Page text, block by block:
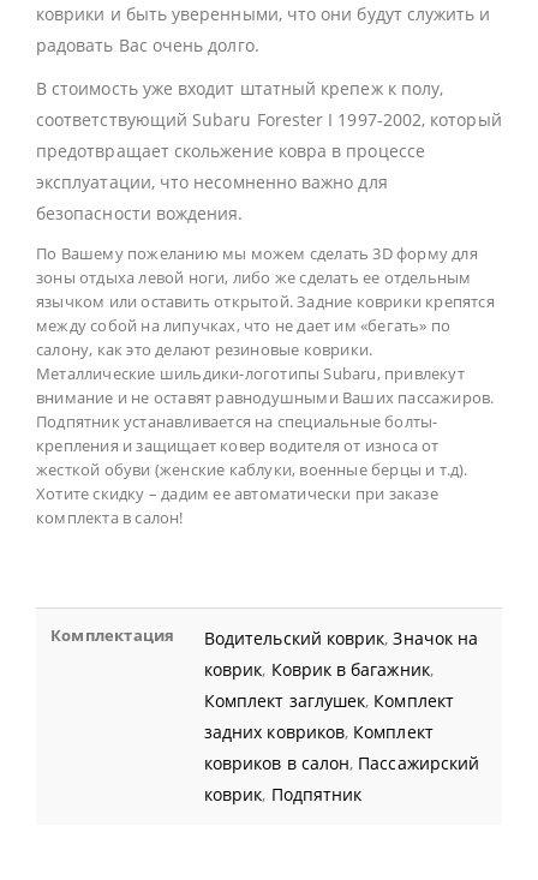
коврики и быть уверенными, что они будут служить и
радовать Вас очень долго.
В стоимость уже входит штатный крепеж к полу,
соответствующий Subaru Forester I 1997-2002, который
предотвращает скольжение ковра в процессе
эксплуатации, что несомненно важно для
безопасности вождения.
По Вашему пожеланию мы можем сделать 3D форму для
зоны отдыха левой ноги, либо же сделать ее отдельным
язычком или оставить открытой. Задние коврики крепятся
между собой на липучках, что не дает им «бегать» по
салону, как это делают резиновые коврики.
Металлические шильдики-логотипы Subaru, привлекут
внимание и не оставят равнодушными Ваших пассажиров.
Подпятник устанавливается на специальные болты-
крепления и защищает ковер водителя от износа от
жесткой обуви (женские каблуки, военные берцы и т.д).
Хотите скидку – дадим ее автоматически при заказе
комплекта в салон!
Комплектация Водительский коврик,Значок на
коврик, Коврик в багажник,
Комплект заглушек, Комплект
задних ковриков, Комплект
ковриков в салон, Пассажирский
коврик, Подпятник